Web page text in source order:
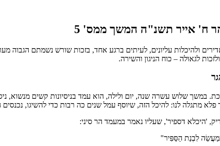
ולהיכלות עליונים, לעיתים ברגע אחד, בזכות שורש נשמתם
לגאולה – כוח הניגון והשירה.
במשך שלוש עשרה שנה, יום ולילה, הוא עמד בניסיונות קשים
מתגלה לנו: להיכל הזה, שיוסף עמל שנים כה רבות כדי להשיגו,
'היכלא דספיר', שעליו נאמר במעמד הר סיני:
לִבְנַת הַסַּפִּיר"